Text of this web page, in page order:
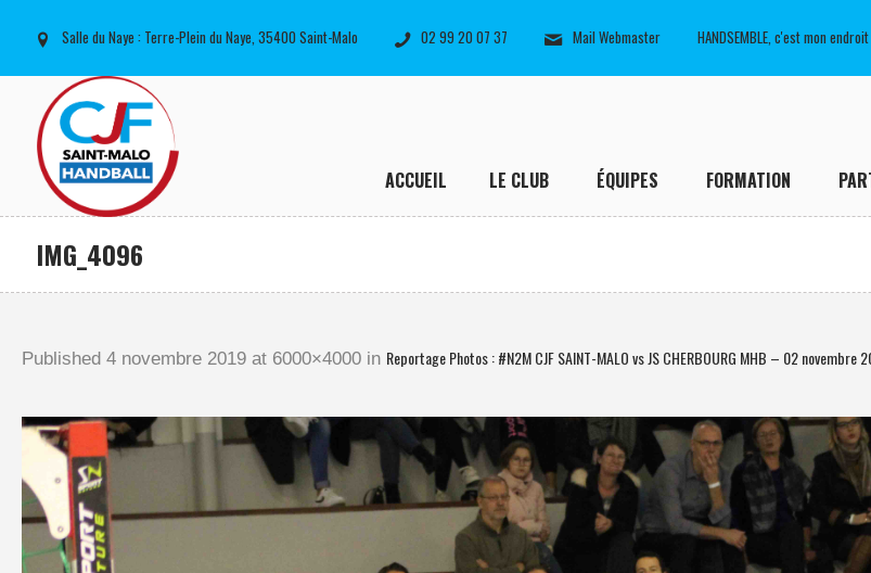
Salle du Naye : Terre-Plein du Naye, 35400 Saint-Malo 02 99 20 07 37 Mail Webmaster HANDSEMBLE, c'est mon
ACCUEIL LE CLUB ÉQUIPES FORMATION
IMG_4096
Published 4 novembre 2019 at 6000×4000 in Reportage Photos : #N2M CJF SAINT-MALO vs JS CHERBOURG MHB – 02 novembre